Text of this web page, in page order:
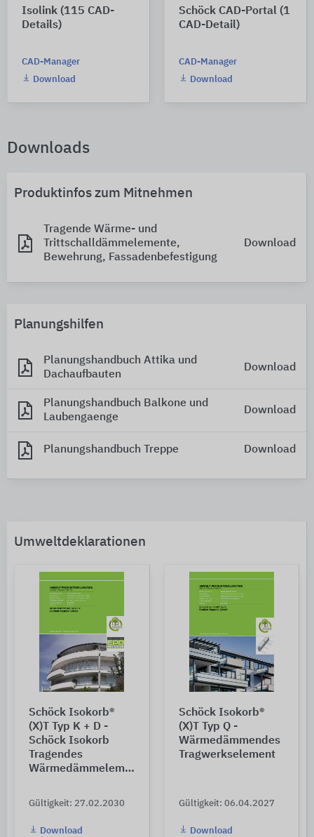
Isolink (115 CAD-
Details)
CAD-Manager
Download
Schöck CAD-Portal (1
CAD-Detail)
CAD-Manager
Download
Downloads
Produktinfos zum Mitnehmen
Tragende Wärme- und
Trittschalldämmelemente,
Bewehrung, Fassadenbefestigung
Download
Planungshilfen
Planungshandbuch Attika und
Dachaufbauten
Download
Planungshandbuch Balkone und
Laubengaenge
Download
Planungshandbuch Treppe Download
Umweltdeklarationen
Schöck Isokorb®
(X)T Typ K + D -
Schöck Isokorb
Tragendes
Wärmedämmelement
Gültigkeit: 27.02.2030
Download
Schöck Isokorb®
(X)T Typ Q -
Wärmedämmendes
Tragwerkselement
Gültigkeit: 06.04.2027
Download